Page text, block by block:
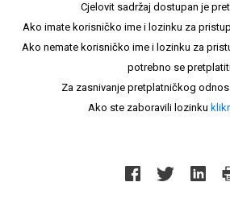
Cjelovit sadržaj dostupan je
Ako imate korisničko ime i lozinku za
Ako nemate korisničko ime i lozinku za
potrebno se
Za zasnivanje pretplatničkog
Ako ste zaboravili lozinku